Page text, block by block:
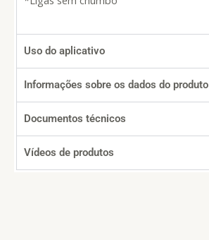
Uso do aplicativo
Informações sobre os dados do produto
Documentos técnicos
Vídeos de produtos